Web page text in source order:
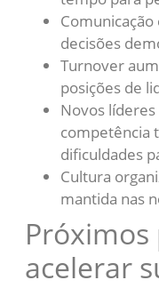
decisões
Turnover
posições de
Novos
competência
dificuldades
Cultura
mantida nas
Próximos
acelerar